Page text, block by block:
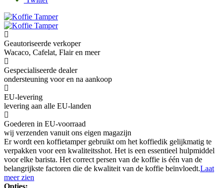
Geautoriseerde verkoper
Wacaco, Cafelat, Flair en meer
Gespecialiseerde dealer
ondersteuning voor en na aankoop
EU-levering
levering aan alle EU-landen
Goederen in EU-voorraad
wij verzenden vanuit ons eigen magazijn
Er wordt een koffietamper gebruikt om het koffiedik gelijkmatig te
verpakken voor een kwaliteitsshot. Het is een essentieel hulpmiddel
voor elke barista. Het correct persen van de koffie is één van de
belangrijkste factoren die de kwaliteit van de koffie beïnvloedt.Laat
meer zien
Opties: